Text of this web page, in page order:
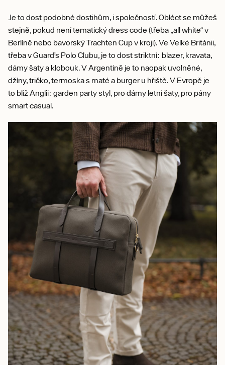
Je to dost podobné dostihům, i společností. Obléct se můžeš
stejně, pokud není tematický dress code (třeba „all white“ v
Berlíně nebo bavorský Trachten Cup v kroji). Ve Velké Británii,
třeba v Guard’s Polo Clubu, je to dost striktní: blazer, kravata,
dámy šaty a klobouk. V Argentině je to naopak uvolněné,
džíny, tričko, termoska s maté a burger u hřiště. V Evropě je
to blíž Anglii: garden party styl, pro dámy letní šaty, pro pány
smart casual.